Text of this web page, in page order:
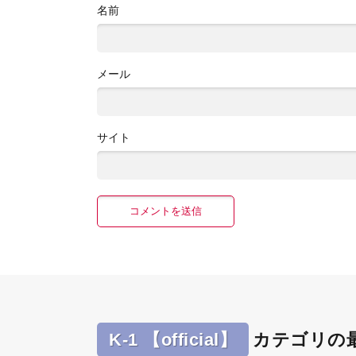
名前
メール
サイト
K-1 【official】 カテゴリの